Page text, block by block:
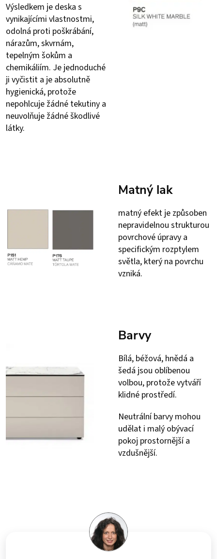
Výsledkem je deska s
vynikajícími vlastnostmi,
odolná proti poškrábání,
nárazům, skvrnám,
tepelným šokům a
chemikáliím. Je jednoduché
ji vyčistit a je absolutně
hygienická, protože
nepohlcuje žádné tekutiny a
neuvolňuje žádné škodlivé
látky.
Matný lak
matný efekt je způsoben
nepravidelnou strukturou
povrchové úpravy a
specifickým rozptylem
světla, který na povrchu
vzniká.
Barvy
Bílá, béžová, hnědá a
šedá jsou oblíbenou
volbou, protože vytváří
klidné prostředí.
Neutrální barvy mohou
udělat i malý obývací
pokoj prostornější a
vzdušnější.